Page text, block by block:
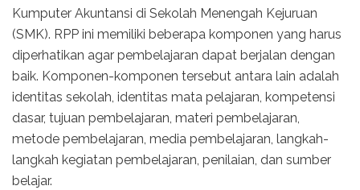
Kumputer Akuntansi di Sekolah Menengah Kejuruan
(SMK). RPP ini memiliki beberapa komponen yang harus
diperhatikan agar pembelajaran dapat berjalan dengan
baik. Komponen-komponen tersebut antara lain adalah
identitas sekolah, identitas mata pelajaran, kompetensi
dasar, tujuan pembelajaran, materi pembelajaran,
metode pembelajaran, media pembelajaran, langkah-
langkah kegiatan pembelajaran, penilaian, dan sumber
belajar.